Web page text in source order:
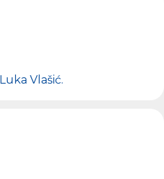
Luka Vlašić.